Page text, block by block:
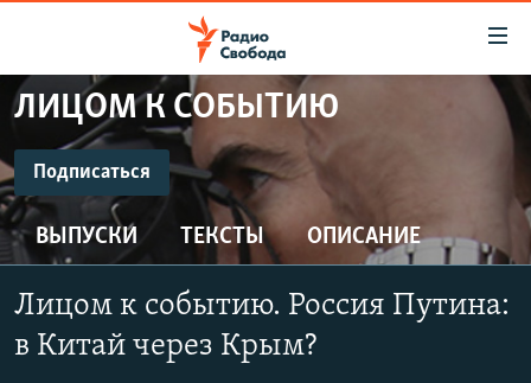
упрощенного
доступа
Вернуться
к
основному
содержанию
Вернутся
главной
ПРОГРАММЫ
ПОДКАСТЫ
АВТОРСКИЕ ПРОЕКТЫ
ЦИТАТЫ СВОБОДЫ
МНЕНИЯ
КУЛЬТУРА
ЛИЦОМ К СОБЫТИЮ
Подписаться
ПОДПИСАТЬСЯ
Подписаться
ВЫПУСКИ ТЕКСТЫ ОПИСАНИЕ
Лицом к событию. Россия Путина:
в Китай через Крым?